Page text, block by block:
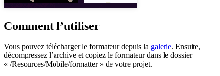
Comment l’utiliser
Vous pouvez télécharger le formateur depuis la galerie. Ensuite,
décompressez l’archive et copiez le formateur dans le dossier
« /Resources/Mobile/formatter » de votre projet.